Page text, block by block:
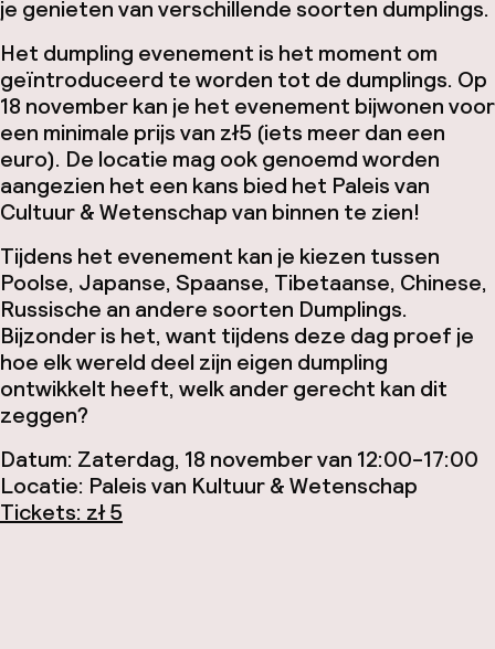
je genieten van verschillende soorten dumplings.
Het dumpling evenement is het moment om
geïntroduceerd te worden tot de dumplings. Op
18 november kan je het evenement bijwonen voor
een minimale prijs van zł5 (iets meer dan een
euro). De locatie mag ook genoemd worden
aangezien het een kans bied het Paleis van
Cultuur & Wetenschap van binnen te zien!
Tijdens het evenement kan je kiezen tussen
Poolse, Japanse, Spaanse, Tibetaanse, Chinese,
Russische an andere soorten Dumplings.
Bijzonder is het, want tijdens deze dag proef je
hoe elk wereld deel zijn eigen dumpling
ontwikkelt heeft, welk ander gerecht kan dit
zeggen?
Datum: Zaterdag, 18 november van 12:00-17:00
Locatie: Paleis van Kultuur & Wetenschap
Tickets: zł 5